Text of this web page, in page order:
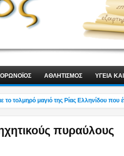
ΑΘΛΗΤΙΣΜΟΣ ΥΓΕΙΑ
μαγιό της Ρίας Ελληνίδου που έγινε
πυραύλους